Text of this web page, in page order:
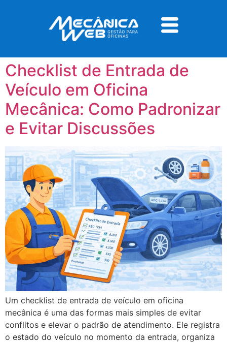
Tag:checklist oficina
mecânica
Checklist de Entrada de
Veículo em Oficina
Mecânica: Como Padronizar
e Evitar Discussões
Um checklist de entrada de veículo em oficina
mecânica é uma das formas mais simples de evitar
conflitos e elevar o padrão de atendimento. Ele registra
o estado do veículo no momento da entrada, organiza